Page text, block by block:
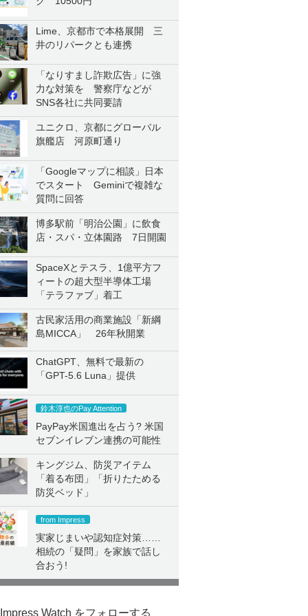
Lime、京都市で本格展開 三
井のリパークとも連携
「なりすまし詐欺広告」に強
力な対策を 警察庁などが
SNS各社に共同要請
ユニクロ、京都にグローバル
旗艦店 河原町通り
「Googleマップに相談」日本
でスタート Geminiで複雑な
質問に回答
博多駅前「明治公園」に飲食
店・スパ・立体園路 7日開園
SpaceXとテスラ、1億平方フ
ィートの超大型半導体工場
「テラファブ」着工
古民家活用の商業施設「新綱
島MICCA」 26年秋開業
ChatGPT、無料で最新の
「GPT-5.6 Luna」提供
鈴木淳也のPay Attention
PayPay米国進出を占う? 米国
セブンイレブン連携の可能性
キングジム、防災アイテム
「着る布団」「折りたためる
防災ベッド」
from Impress
実家じまいや認知症対策……
相続の「疑問」を家族で話し
合おう!
Impress Watch をフォローする